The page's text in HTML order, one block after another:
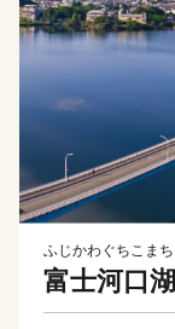
ふじかわぐちこまち
富士河口